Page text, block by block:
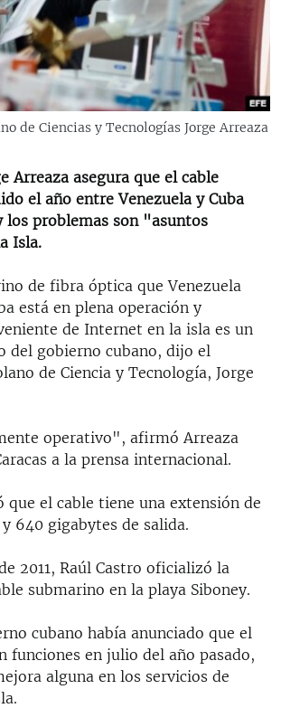
LA VIVIENDA EN CUBA
HIALEAH
RUSA EN AMÉRICA LATINA
RUSIA A UCRANIA
de Ciencias y Tecnologías Jorge Arreaza
Arreaza asegura que el cable
el año entre Venezuela y Cuba
los problemas son "asuntos
Isla.
de fibra óptica que Venezuela
está en plena operación y
de Internet en la isla es un
del gobierno cubano, dijo el
de Ciencia y Tecnología, Jorge
operativo", afirmó Arreaza
a la prensa internacional.
que el cable tiene una extensión de
640 gigabytes de salida.
2011, Raúl Castro oficializó la
submarino en la playa Siboney.
cubano había anunciado que el
funciones en julio del año pasado,
alguna en los servicios de